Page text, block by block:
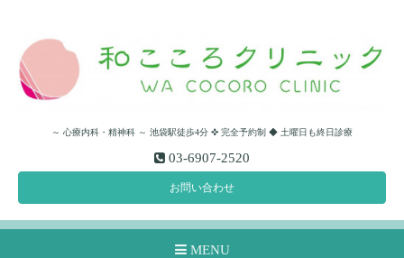
～ 心療内科・精神科 ～ 池袋駅徒歩4分 ✜ 完全予約制 ◆ 土曜日も終日診療
03-6907-2520
お問い合わせ
MENU